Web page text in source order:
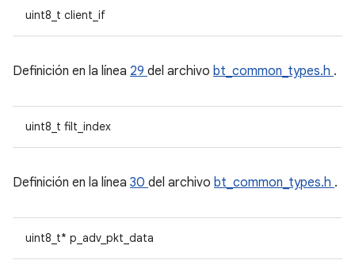
uint8_t client_if
Definición en la línea 29 del archivo bt_common_types.h .
uint8_t filt_index
Definición en la línea 30 del archivo bt_common_types.h .
uint8_t* p_adv_pkt_data